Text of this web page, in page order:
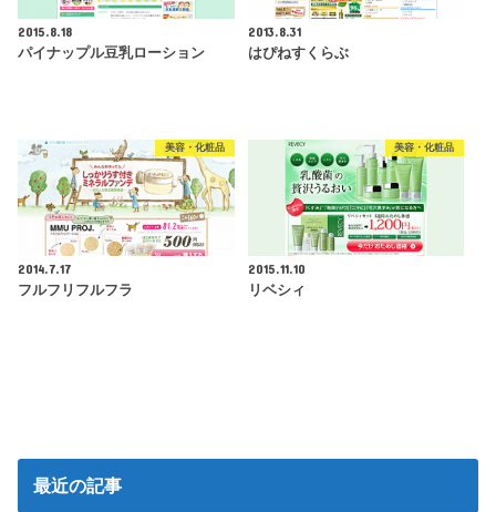
2015.8.18
パイナップル豆乳ローション
2013.8.31
はぴねすくらぶ
美容・化粧品
2014.7.17
フルフリフルフラ
美容・化粧品
2015.11.10
リベシィ
最近の記事